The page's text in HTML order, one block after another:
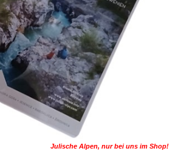
Julische Alpen, nur bei uns im Shop!